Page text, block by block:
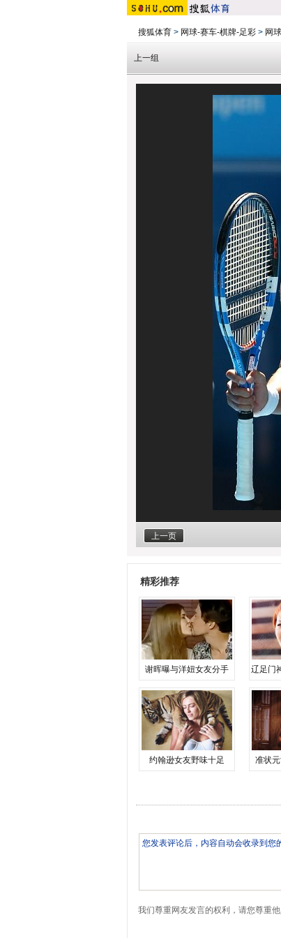
搜狐体育 > 网球-赛车-棋牌-足彩 > 网球
上一组
上一页
精彩推荐
谢晖曝与洋妞女友分手 辽足门
约翰逊女友野味十足 准状
我们尊重网友发言的权利，请您尊重他